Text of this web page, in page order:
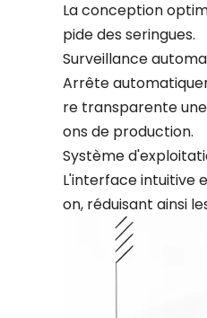
La conception
pide des seringues.
Surveillance
Arrête
re transparente
ons de production.
Système
L'interface intuitive
on, réduisant ainsi